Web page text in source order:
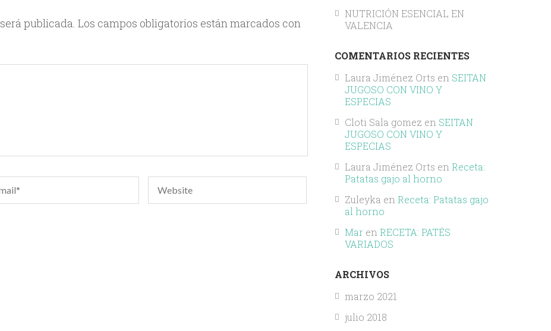
publicada. Los campos obligatorios están marcados con
NUTRICIÓN ESENCIAL EN
VALENCIA
COMENTARIOS RECIENTES
Laura Jiménez Orts en SEITAN
JUGOSO CON VINO Y
ESPECIAS
Cloti Sala gomez en SEITAN
JUGOSO CON VINO Y
ESPECIAS
Laura Jiménez Orts en Receta:
Patatas gajo al horno
Zuleyka en Receta: Patatas gajo
al horno
Mar en RECETA: PATÉS
VARIADOS
ARCHIVOS
marzo 2021
julio 2018